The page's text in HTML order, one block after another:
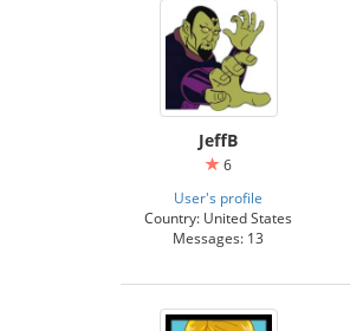
JeffB
6
User's profile
Country: United States
Messages: 13